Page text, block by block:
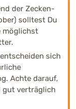
der Zecken-
solltest Du
möglichst
sich
Achte darauf,
gut verträglich